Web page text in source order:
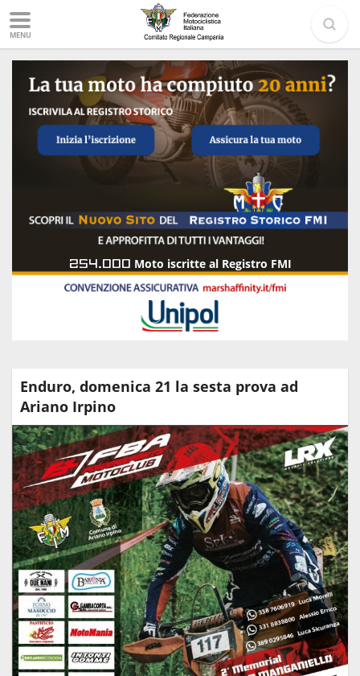
MENU
254.000 Moto iscritte al Registro FMI
Enduro, domenica 21 la sesta prova ad
Ariano Irpino